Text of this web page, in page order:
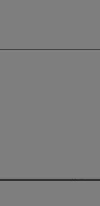
よくあるご質問